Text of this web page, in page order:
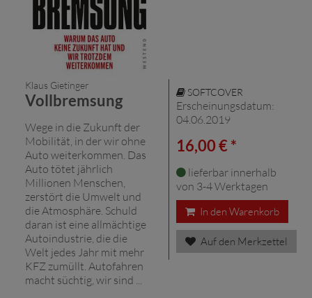
Klaus Gietinger
Vollbremsung
Wege in die Zukunft der
Mobilität, in der wir ohne
Auto weiterkommen. Das
Auto tötet jährlich
Millionen Menschen,
zerstört die Umwelt und
die Atmosphäre. Schuld
daran ist eine allmächtige
Autoindustrie, die die
Welt jedes Jahr mit mehr
KFZ zumüllt. Autofahren
macht süchtig, wir sind ...
SOFTCOVER
Erscheinungsdatum:
04.06.2019
16,00 € *
lieferbar innerhalb
von 3-4 Werktagen
In den Warenkorb
Auf den Merkzettel